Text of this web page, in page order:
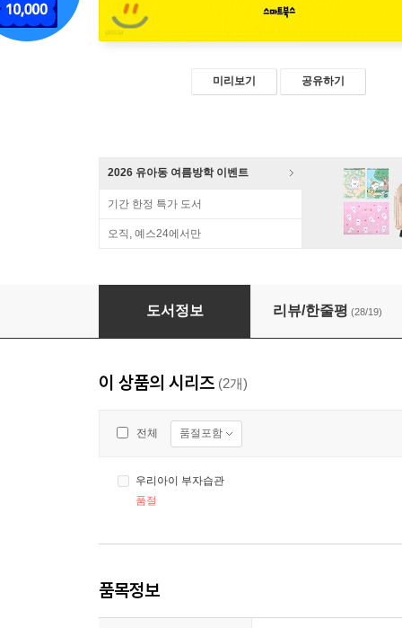
미리보기 공유하기
2026 유아동 여름방학 이벤트
기간 한정 특가 도서
오직, 예스24에서만
우리아이 부자습관
도서정보 리뷰/한줄평 (28/19)
이 상품의 시리즈 (2개)
전체 품절포함
우리아이 부자습관
품절
품목정보